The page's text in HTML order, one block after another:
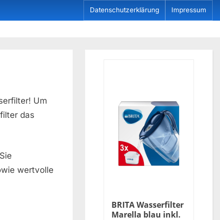
Datenschutzerklärung Impressum
Um
das
wertvolle
BRITA Wasserfilter
Marella blau inkl.